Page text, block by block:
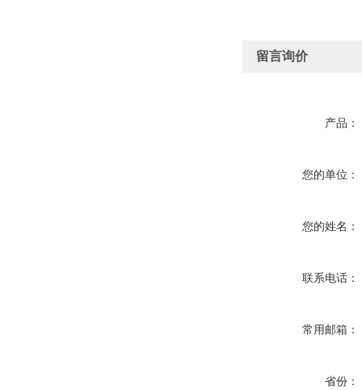
留言询价
产品：
您的单位：
您的姓名：
联系电话：
常用邮箱：
省份：